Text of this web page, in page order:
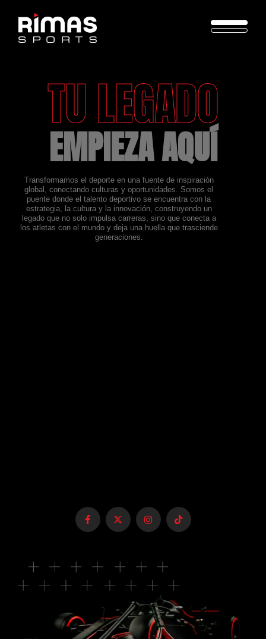
TU LEGADO
EMPIEZA AQUÍ
Transformamos el deporte en una fuente de inspiración
global, conectando culturas y oportunidades. Somos el
puente donde el talento deportivo se encuentra con la
estrategia, la cultura y la innovación, construyendo un
legado que no solo impulsa carreras, sino que conecta a
los atletas con el mundo y deja una huella que trasciende
generaciones.